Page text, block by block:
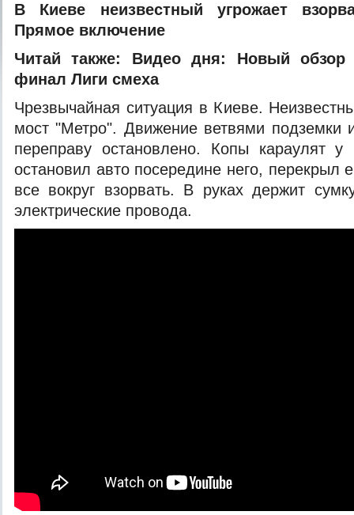
В Киеве неизвестный угрожает
Прямое включение
Читай также: Видео дня: Новый обзор
финал Лиги смеха
Чрезвычайная ситуация в Киеве.
мост "Метро". Движение ветвями подземки
переправу остановлено. Копы караулят у
остановил авто посередине него, перекрыл
все вокруг взорвать. В руках держит
электрические провода.